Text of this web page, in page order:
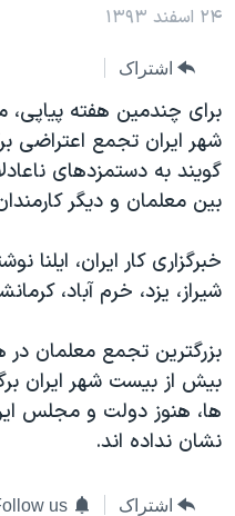
به
اصلی
جهش
به
جستجو
آمریکا
جهان
گزیده‌ها
ویژه برنامه‌ها
فرهنگ و زندگی
حقوق شهروندی
علم و فناوری
اسرائیل در جنگ
گالری عکس
آرشیو پخش زنده
جدول برنامه ها
صفحه‌های ویژه
عملیات خشم حماسی
۲۵۰سالگی آمریکا
بایگانی برنامه‌های تلویزیونی
مستندها
انتخابات ریاست جمهوری آمریکا
رمز مهسا
ورزش زنان در ایران
اعتراضات زن، زندگی، آزادی
مجموعه مستندهای دادخواهی
فرکانس‌های صدای آمریکا
پخش رادیویی
یادگیری زبان انگلیسی
دنبال کنید
زبانهای مختلف
۲۴ اسفند ۱۳۹۳
اشتراک
برای چندمین هفته پیاپی،
شهر ایران تجمع اعتراضی
گویند به دستمزدهای
بین معلمان و دیگر
خبرگزاری کار ایران،
شیراز، یزد، خرم آباد،
بزرگترین تجمع معلمان در
بیش از بیست شهر ایران
ها، هنوز دولت و مجلس
نشان نداده اند.
اشتراک us